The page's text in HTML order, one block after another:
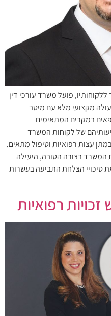
פועל משרד עורכי דין
מקצועי מלא עם מיטב
במקרים המתאימים
של לקוחות המשרד
עצות רפואיות וטיפול מתאים.
המשרד בצורה הטובה, היעילה
סיכויי הצלחת התביעה בעשרות
זכויות רפואיות